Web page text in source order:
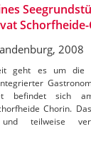
2008
geht es um die
befindet sich
Chorin.
und teilweise